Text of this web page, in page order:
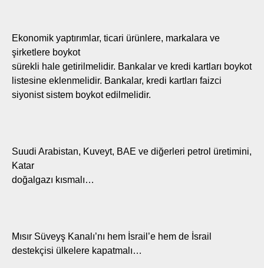
Ekonomik yaptırımlar, ticari ürünlere, markalara ve
şirketlere boykot
sürekli hale getirilmelidir. Bankalar ve kredi kartları boykot
listesine eklenmelidir. Bankalar, kredi kartları faizci
siyonist sistem boykot edilmelidir.
Suudi Arabistan, Kuveyt, BAE ve diğerleri petrol üretimini,
Katar
doğalgazı kısmalı…
Mısır Süveyş Kanalı’nı hem İsrail’e hem de İsrail
destekçisi ülkelere kapatmalı…